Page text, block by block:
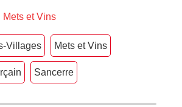
Mets et Vins
Villages Mets et Vins
Sancerre